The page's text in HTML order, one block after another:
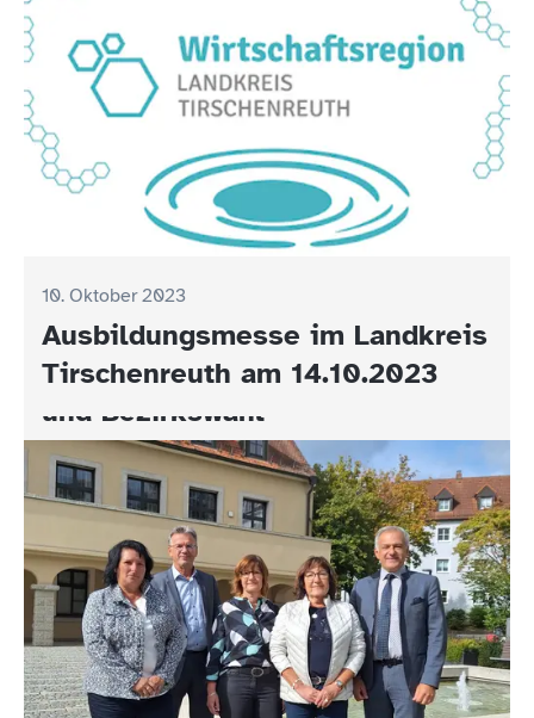
10. Oktober 2023
Ausbildungsmesse im Landkreis
Tirschenreuth am 14.10.2023
08. Oktober 2023
Hier finden Sie die
Wahlergebnisse der Landtags-
und Bezirkswahl